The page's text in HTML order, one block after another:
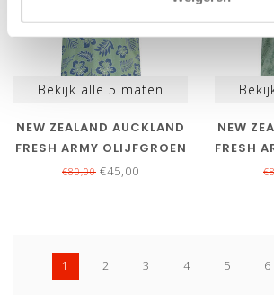
Bekijk alle 5 maten
NEW ZEALAND AUCKLAND
FRESH ARMY OLIJFGROEN
SPECIALE BLOEMENPRINT
€80,00 €45,00
NEW
FRESH
1 2 3 4 5 6